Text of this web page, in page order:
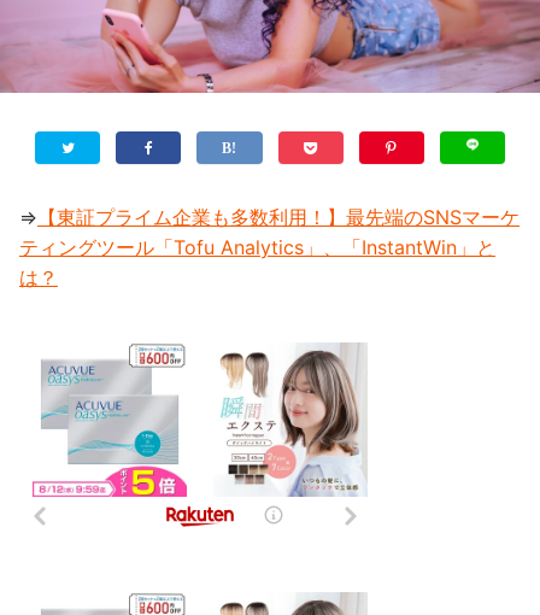
⇒ 【東証プライム企業も多数利用！】最先端のSNSマーケ
ティングツール「Tofu Analytics」、「InstantWin」と
は？